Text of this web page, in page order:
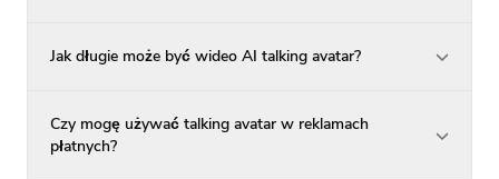
Jak długie może być wideo AI talking avatar?
Czy mogę używać talking avatar w reklamach
płatnych?